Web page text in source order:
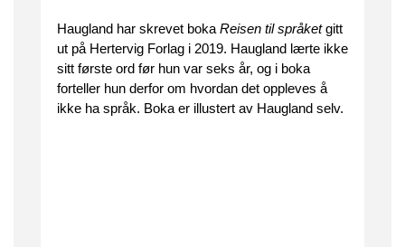
Haugland har skrevet boka Reisen til språketgitt
ut på Hertervig Forlag i 2019. Haugland lærte ikke
sitt første ord før hun var seks år, og i boka
forteller hun derfor om hvordan det oppleves å
ikke ha språk. Boka er illustert av Haugland selv.